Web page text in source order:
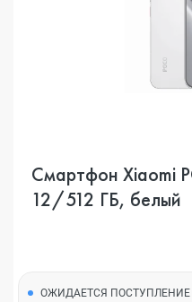
Смартфон Xiaomi
12/512 ГБ, белый
ОЖИДАЕТСЯ ПОСТУПЛЕНИЕ